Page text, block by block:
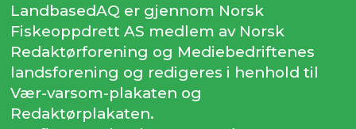
LandbasedAQ er gjennom Norsk
Fiskeoppdrett AS medlem av Norsk
Redaktørforening og Mediebedriftenes
landsforening og redigeres i henhold til
Vær-varsom-plakaten og
Redaktørplakaten.